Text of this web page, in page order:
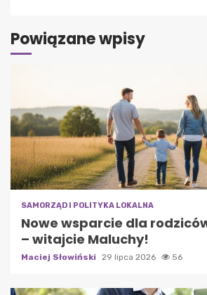
Powiązane wpisy
SAMORZĄD I POLITYKA LOKALNA
Nowe wsparcie dla
– witajcie Maluchy!
Maciej Słowiński 29 lipca 2026 56